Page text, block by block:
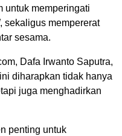
untuk memperingati
sekaligus mempererat
sesama.
Dafa Irwanto Saputra,
diharapkan tidak hanya
juga menghadirkan
penting untuk